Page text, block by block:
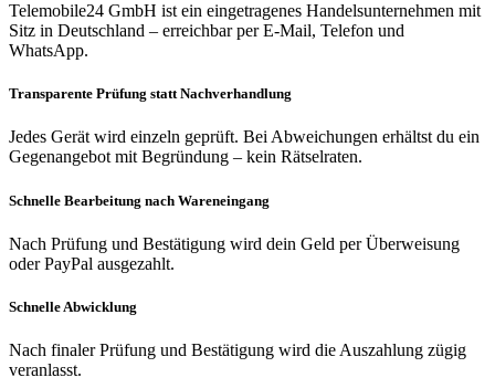
Telemobile24 GmbH ist ein eingetragenes Handelsunternehmen mit
Sitz in Deutschland – erreichbar per E-Mail, Telefon und
WhatsApp.
Transparente Prüfung statt Nachverhandlung
Jedes Gerät wird einzeln geprüft. Bei Abweichungen erhältst du ein
Gegenangebot mit Begründung – kein Rätselraten.
Schnelle Bearbeitung nach Wareneingang
Nach Prüfung und Bestätigung wird dein Geld per Überweisung
oder PayPal ausgezahlt.
Schnelle Abwicklung
Nach finaler Prüfung und Bestätigung wird die Auszahlung zügig
veranlasst.